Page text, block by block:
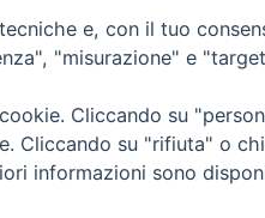
RADIO VATICANA
e, con il tuo
"misurazione" e
Cliccando su
Cliccando su "rifiuta" o
informazioni sono